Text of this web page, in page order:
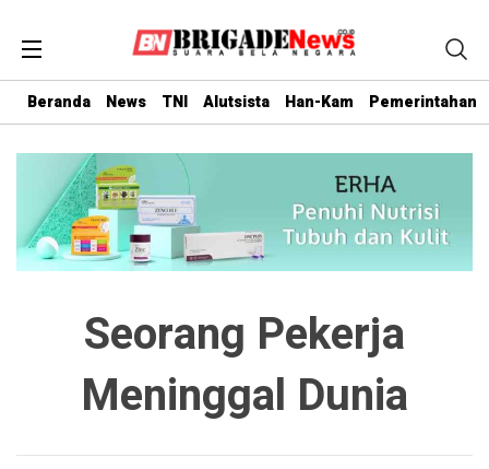
Beranda News TNI Alutsista Han-Kam Pemerintahan
Seorang Pekerja
Meninggal Dunia